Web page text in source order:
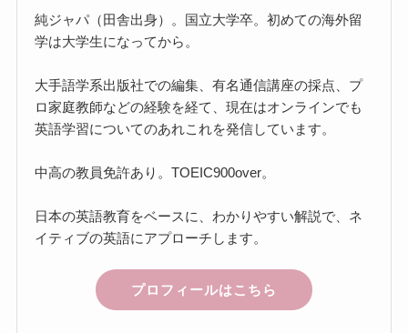
純ジャパ（田舎出身）。国立大学卒。初めての海外留
学は大学生になってから。
大手語学系出版社での編集、有名通信講座の採点、プ
ロ家庭教師などの経験を経て、現在はオンラインでも
英語学習についてのあれこれを発信しています。
中高の教員免許あり。TOEIC900over。
日本の英語教育をベースに、わかりやすい解説で、ネ
イティブの英語にアプローチします。
プロフィールはこちら